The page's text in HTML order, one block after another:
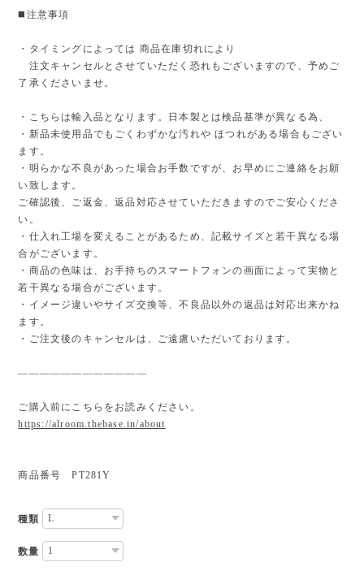
◼️注意事項
・タイミングによっては 商品在庫切れにより
注文キャンセルとさせていただく恐れもございますので、予めご
了承くださいませ。
・こちらは輸入品となります。日本製とは検品基準が異なる為、
・新品未使用品でもごくわずかな汚れや ほつれがある場合もござい
ます。
・明らかな不良があった場合お手数ですが、お早めにご連絡をお願
い致します。
ご確認後、ご返金、返品対応させていただきますのでご安心くださ
い。
・仕入れ工場を変えることがあるため、記載サイズと若干異なる場
合がございます。
・商品の色味は、お手持ちのスマートフォンの画面によって実物と
若干異なる場合がございます。
・イメージ違いやサイズ交換等、不良品以外の返品は対応出来かね
ます。
・ご注文後のキャンセルは、ご遠慮いただいております。
————————————
ご購入前にこちらをお読みください。
https://alroom.thebase.in/about
商品番号 PT281Y
種類
数量